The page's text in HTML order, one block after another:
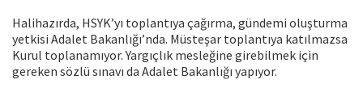
Halihazırda, HSYK’yı toplantıya çağırma, gündemi oluşturma
yetkisi Adalet Bakanlığı’nda. Müsteşar toplantıya katılmazsa
Kurul toplanamıyor. Yargıçlık mesleğine girebilmek için
gereken sözlü sınavı da Adalet Bakanlığı yapıyor.